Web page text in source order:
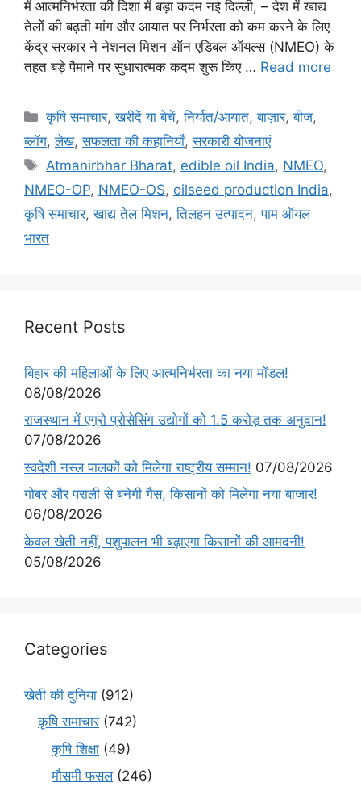
में आत्मनिर्भरता की दिशा में बड़ा कदम नई दिल्ली, – देश में खाद्य
तेलों की बढ़ती मांग और आयात पर निर्भरता को कम करने के लिए
केंद्र सरकार ने नेशनल मिशन ऑन एडिबल ऑयल्स (NMEO) के
तहत बड़े पैमाने पर सुधारात्मक कदम शुरू किए … Read more
कृषि समाचार,खरीदें या बेचें,निर्यात/आयात,बाज़ार,बीज,
ब्लॉग,लेख,सफलता की कहानियाँ,सरकारी योजनाएं
Atmanirbhar Bharat, edible oil India, NMEO,
NMEO-OP, NMEO-OS, oilseed production India,
कृषि समाचार,खाद्य तेल मिशन,तिलहन उत्पादन,पाम ऑयल
भारत
Recent Posts
बिहार की महिलाओं के लिए आत्मनिर्भरता का नया मॉडल!
08/08/2026
राजस्थान में एग्रो प्रोसेसिंग उद्योगों को 1.5 करोड़ तक अनुदान!
07/08/2026
स्वदेशी नस्ल पालकों को मिलेगा राष्ट्रीय सम्मान! 07/08/2026
गोबर और पराली से बनेगी गैस, किसानों को मिलेगा नया बाजार!
06/08/2026
केवल खेती नहीं, पशुपालन भी बढ़ाएगा किसानों की आमदनी!
05/08/2026
Categories
खेती की दुनिया (912)
कृषि समाचार(742)
कृषि शिक्षा (49)
मौसमी फसल(246)